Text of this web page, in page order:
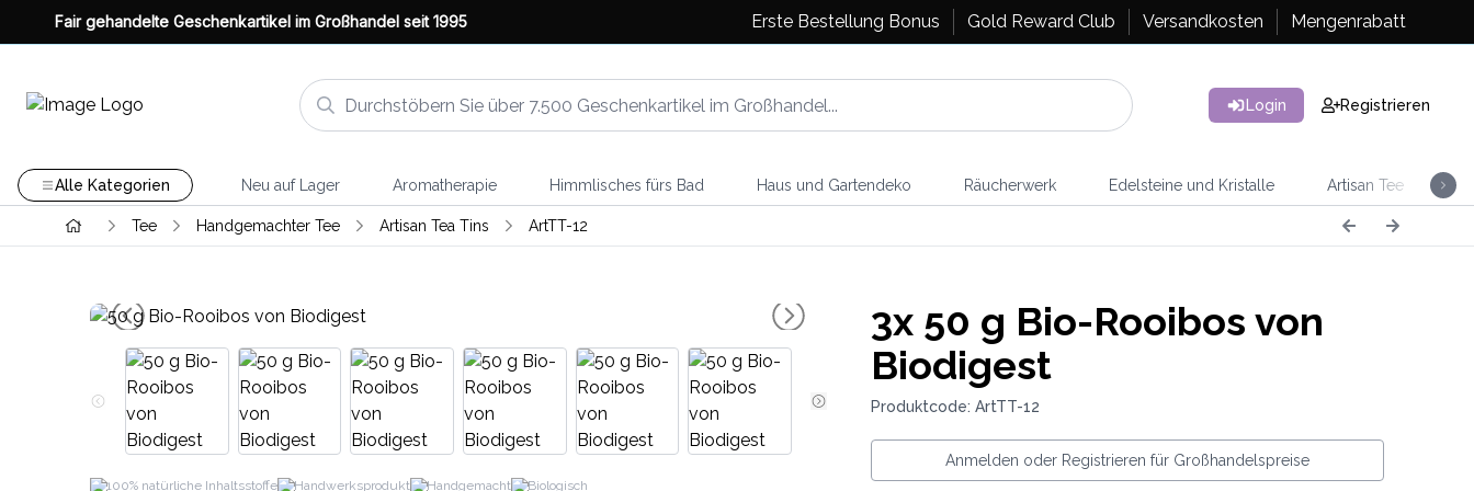
Fair gehandelte Geschenkartikel im Großhandel seit 1995 Erste Bestellung Bonus Gold Reward Club Versandkosten Mengenrabatt
Login Registrieren
Alle Kategorien Neu auf Lager Aromatherapie Himmlisches fürs Bad Haus und Gartendeko Räucherwerk Edelsteine und Kristalle Artisan Tee
Tee Handgemachter Tee Artisan Tea Tins ArtTT-12
100% natürliche Inhaltsstoffe Handwerksprodukt Handgemacht Biologisch
3x50 g Bio-Rooibos von
Biodigest
Produktcode: ArtTT-12
Anmelden oder Registrieren für Großhandelspreise